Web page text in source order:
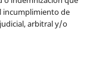
incumplimiento de
arbitral y/o